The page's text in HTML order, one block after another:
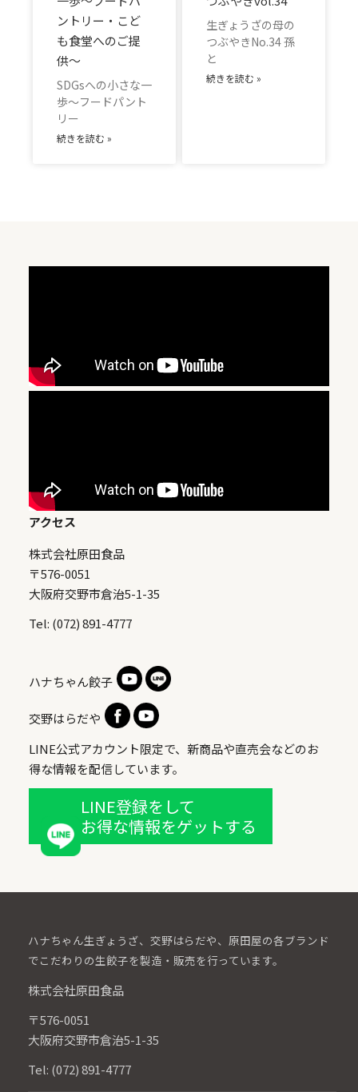
ントリー・こど
も食堂へのご提
供～
SDGsへの小さな一
歩～フードパント
リー
続きを読む »
生ぎょうざの母の
つぶやきNo.34 孫
と
続きを読む »
アクセス
株式会社原田食品
〒576-0051
大阪府交野市倉治5-1-35
Tel: (072) 891-4777
ハナちゃん餃子
交野はらだや
LINE公式アカウント限定で、新商品や直売会などのお
得な情報を配信しています。
LINE登録をして
お得な情報をゲットする
ハナちゃん生ぎょうざ、交野はらだや、原田屋の各ブランド
でこだわりの生餃子を製造・販売を行っています。
株式会社原田食品
〒576-0051
大阪府交野市倉治5-1-35
Tel: (072) 891-4777